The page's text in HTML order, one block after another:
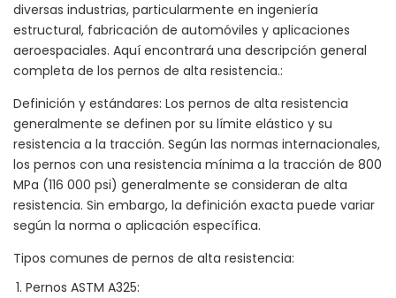
diversas industrias, particularmente en ingeniería
estructural, fabricación de automóviles y aplicaciones
aeroespaciales. Aquí encontrará una descripción general
completa de los pernos de alta resistencia.:
Definición y estándares: Los pernos de alta resistencia
generalmente se definen por su límite elástico y su
resistencia a la tracción. Según las normas internacionales,
los pernos con una resistencia mínima a la tracción de 800
MPa (116 000 psi) generalmente se consideran de alta
resistencia. Sin embargo, la definición exacta puede variar
según la norma o aplicación específica.
Tipos comunes de pernos de alta resistencia:
Pernos ASTM A325: